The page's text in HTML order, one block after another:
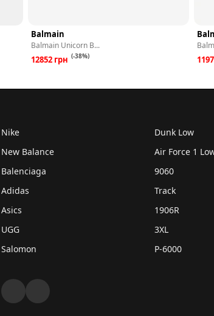
Balmain
Balmain Unicorn B...
12852 грн (-38%)
Nike
New Balance
Balenciaga
Adidas
Asics
UGG
Salomon
Dunk Low
Air Force 1
9060
Track
1906R
3XL
P-6000